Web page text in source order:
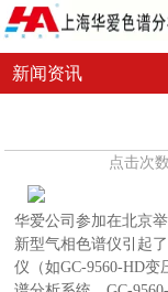
新闻资讯
点击次
华爱公司参加在北京
新型气相色谱仪引起
仪（如GC-9560-HD变